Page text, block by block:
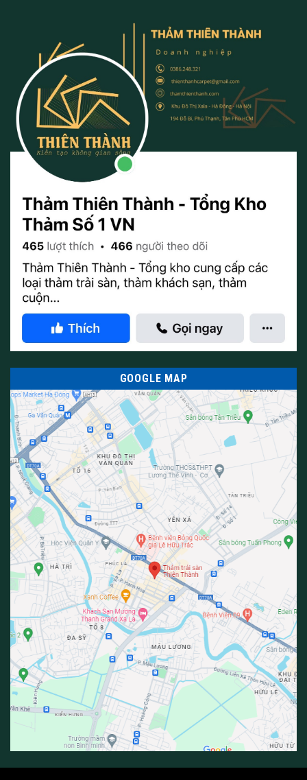
GOOGLE MAP